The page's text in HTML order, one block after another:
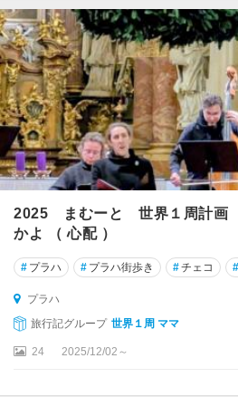
2025 まむーと 世界１周計
かよ （ 心配 ）
# プラハ # プラハ街歩き #チェコ #
プラハ
旅行記グループ 世界１周 ママ
24 2025/12/02～